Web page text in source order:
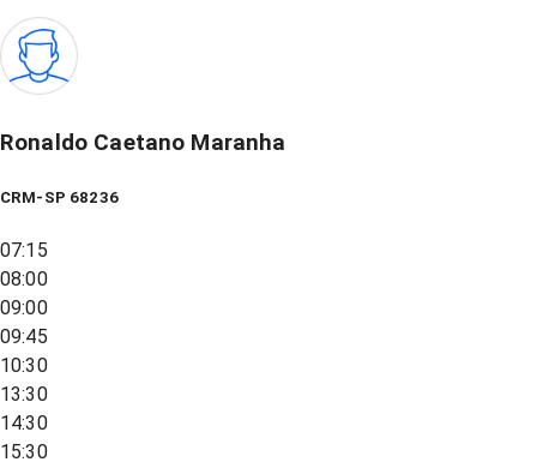
Ronaldo Caetano Maranha
CRM-SP 68236
07:15
08:00
09:00
09:45
10:30
13:30
14:30
15:30